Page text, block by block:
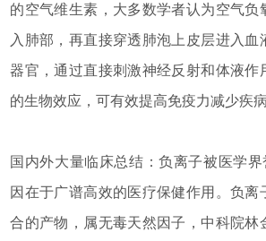
的空气维生素，大多数学者认为空气负
入肺部，再直接穿透肺泡上皮层进入血
器官，通过直接刺激神经反射和体液作
的生物效应，可有效提高免疫力减少疾病
国内外大量临床总结：负离子被医学界
因在于广谱高效的医疗保健作用。负离
合的产物，属无毒天然因子，中科院林